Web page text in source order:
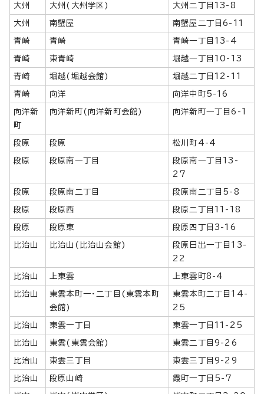
大州 大州(大州学区) 大州二丁目13-8
大州 南蟹屋 南蟹屋二丁目6-11
青崎 青崎 青崎一丁目13-4
青崎 東青崎 堀越一丁目10-13
青崎 堀越(堀越会館) 堀越二丁目12-11
青崎 向洋 向洋中町5-16
向洋新
町
向洋新町(向洋新町会館) 向洋新町一丁目6-1
段原 段原 松川町4-4
段原 段原南一丁目
段原南一丁目13-
27
段原 段原南二丁目 段原南二丁目5-8
段原 段原西 段原二丁目11-18
段原 段原東 段原四丁目3-16
比治山 比治山(比治山会館)
段原日出一丁目13-
22
比治山 上東雲 上東雲町8-4
比治山
東雲本町一・二丁目(東雲本町
会館)
東雲本町二丁目14-
25
比治山 東雲一丁目 東雲一丁目11-25
比治山 東雲(東雲会館) 東雲二丁目9-26
比治山 東雲三丁目 東雲三丁目9-29
比治山 段原山崎 霞町一丁目5-7